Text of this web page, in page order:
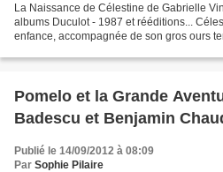
La Naissance de Célestine de Gabrielle
albums Duculot - 1987 et rééditions...
enfance, accompagnée de son gros ours
Pomelo et la Grande
Badescu et Benjamin
Publié le 14/09/2012 à 08:09
Par Sophie Pilaire